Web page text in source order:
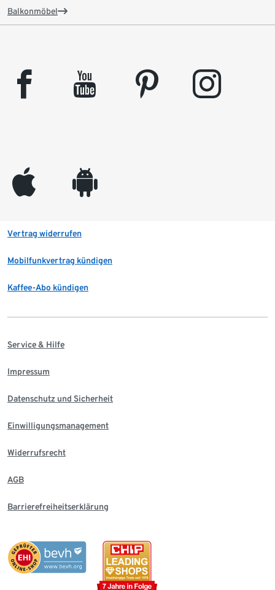
Balkonmöbel
facebook youtube pinterest instagram
appleinc android
Vertrag widerrufen
Mobilfunkvertrag kündigen
Kaffee-Abo kündigen
Service & Hilfe
Impressum
Datenschutz und Sicherheit
Einwilligungsmanagement
Widerrufsrecht
AGB
Barrierefreiheitserklärung